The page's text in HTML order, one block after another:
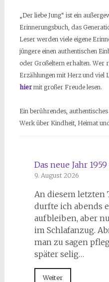
„Der liebe Jung“ ist ein
Erinnerungsbuch, das
Leser werden viele eigene
jüngere einen authentischen
oder Großeltern erhalten. Wer
Erzählungen mit Herz und viel
hiermit großer Freude lesen.
Ein berührendes,
Werk über Kindheit, Heimat
Das neue Jahr
9. August 2026
An diesem letzten
durfte ich abends
aufbleiben, aber
im Schlafanzug.
man zu sagen
später selig…
Weiter